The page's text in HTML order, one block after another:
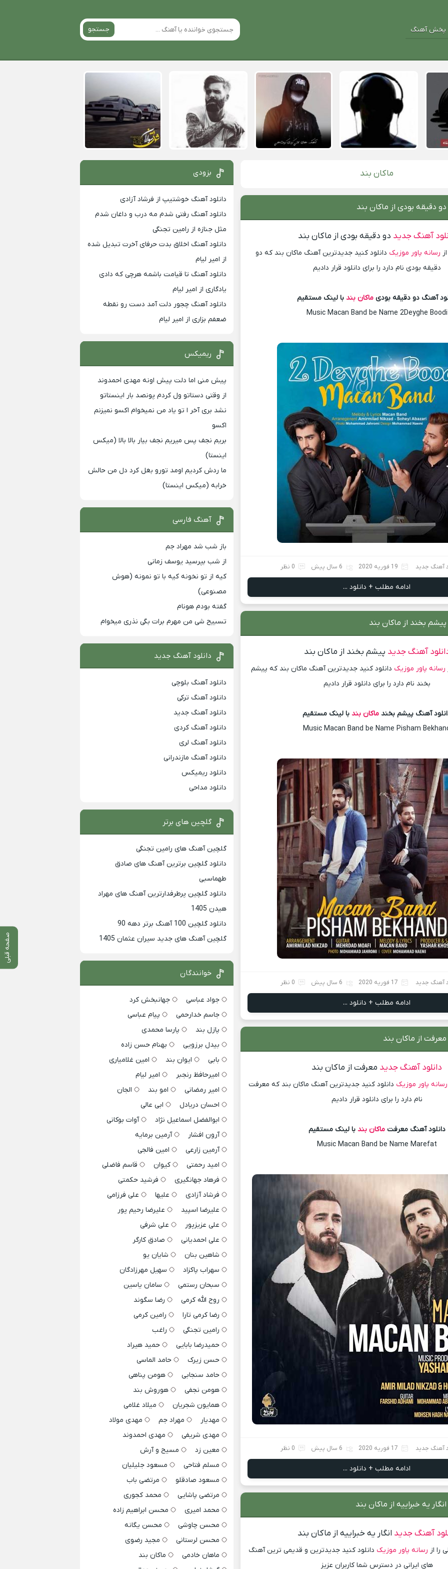
پخش آهنگ جستجو
ماکان بند
دقیقه بودی از ماکان بند
آهنگ جدید دو دقیقه بودی از ماکان بند
رسانه پاور موزیک دانلود کنید جدیدترین آهنگ ماکان بند که دو
دقیقه بودی نام دارد را برای دانلود قرار دادیم
آهنگ دو دقیقه بودیماکان بندبا لینک مستقیم
Music Macan Band be Name 2Deyghe Boodi
آهنگ جدید 19 فوریه 2020 6 سال پیش 0 نظر
ادامه مطلب + دانلود ...
بخند از ماکان بند
آهنگ جدید پیشم بخند از ماکان بند
رسانه پاور موزیک دانلود کنید جدیدترین آهنگ ماکان بند که پیشم
بخند نام دارد را برای دانلود قرار دادیم
آهنگ پیشم بخند ماکان بند با لینک مستقیم
Music Macan Band be Name Pisham
آهنگ جدید 17 فوریه 2020 6 سال پیش 0 نظر
ادامه مطلب + دانلود ...
از ماکان بند
دانلود آهنگ جدید معرفت از ماکان بند
رسانه پاور موزیک دانلود کنید جدیدترین آهنگ ماکان بند که معرفت
نام دارد را برای دانلود قرار دادیم
دانلود آهنگ معرفتماکان بندبا لینک مستقیم
Music Macan Band be Name Marefat
آهنگ جدید 17 فوریه 2020 6 سال پیش 0 نظر
ادامه مطلب + دانلود ...
یه خبراییه از ماکان بند
آهنگ جدید انگار یه خبراییه از ماکان بند
را از رسانه پاور موزیک دانلود کنید جدیدترین و قدیمی ترین آهنگ
های ایرانی در دسترس شما کاربران عزیز
صفحه قبلی
بزودی
دانلود آهنگ خوشتیپ از فرشاد آزادی
دانلود آهنگ رفتی شدم مه درب و داغان شدم
مثل جنازه از رامین تجنگی
دانلود آهنگ اخلاق بدت حرفای آخرت تبدیل شده
از امیر لیام
دانلود آهنگ تا قیامت باشمه هرچی که دادی
یادگاری از امیر لیام
دانلود آهنگ چجور دلت آمد دست رو نقطه
ضعفم بزاری از امیر لیام
ریمیکس
پیش منی اما دلت پیش اونه مهدی احمدوند
از وقتی دستاتو ول کردم پونصد بار اینستاتو
نشد بری آخر ا تو یاد من نمیخوام اکسو نمیزنم
اکسو
بریم نجف پس میریم نجف بیار بالا بالا (میکس
اینستا)
ما ردش کردیم اومد تورو بغل کرد دل من حالش
خرابه (میکس اینستا)
آهنگ فارسی
باز شب شد مهراد جم
از شب بپرسید یوسف زمانی
کیه از تو نخونه کیه با تو نمونه (هوش
مصنوعی)
گفته بودم هونام
تسبیح شی من مهرم برات بگی نذری میخوام
دانلود آهنگ جدید
دانلود آهنگ بلوچی
دانلود آهنگ ترکی
دانلود آهنگ جدید
دانلود آهنگ کردی
دانلود آهنگ لری
دانلود آهنگ مازندرانی
دانلود ریمیکس
دانلود مداحی
گلچین های برتر
گلچین آهنگ های رامین تجنگی
دانلود گلچین برترین آهنگ های صادق
طهماسبی
دانلود گلچین پرطرفدارترین آهنگ های مهراد
هیدن 1405
دانلود گلچین 100 آهنگ برتر دهه 90
گلچین آهنگ های جدید سیران عثمان 1405
خوانندگان
جواد عباسی
جهانبخش کرد
جاسم خدارحمی
پیام عباسی
پازل بند
پارسا محمدی
بیدل برزویی
بهنام حسن زاده
بابی
ایوان بند
امین غلامیاری
امیرحافظ رنجبر
امیر لیام
امیر رمضانی
امو بند
الجان
احسان دریادل
ابی عالی
ابوالفضل اسماعیل نژاد
آوات بوکانی
آرون افشار
آرمین برمایه
آرمین زارعی
امین فالجی
امید رحمتی
کیوان
قاسم فاضلی
فرهاد جهانگیری
فرشید حکمتی
فرشاد آزادی
علیها
علی فرزامی
علیرضا اسپید
علیرضا رحیم پور
علی عزیزپور
علی شرفی
علی احمدیانی
صادق کارگر
شاهین بنان
شایان یو
سهراب پاکزاد
سهیل مهرزادگان
سبحان رستمی
سامان یاسین
روح الله کرمی
رضا سگوند
رضا کرمی تارا
رامین کرمی
رامین تجنگی
راغب
حمیدرضا بابایی
حمید هیراد
حسن زیرک
حامد الماسی
حامد سنجابی
هومن پناهی
هومن نجفی
هوروش بند
همایون شجریان
میلاد غلامی
مهدیار
مهراد جم
مهدی مولاد
مهدی شریفی
مهدی احمدوند
معین زد
مسیح و آرش
مسلم فتاحی
مسعود جلیلیان
مسعود صادقلو
مرتضی باب
مرتضی پاشایی
محمد کجوری
محمد امیری
محسن ابراهیم زاده
محسن چاوشی
محسن یگانه
محسن لرستانی
مجید رضوی
ماهان خادمی
ماکان بند